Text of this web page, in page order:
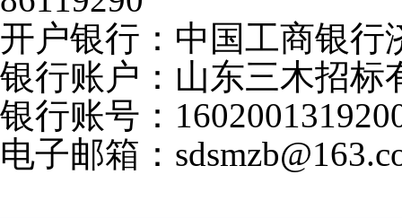
开户银行：中国工商银行
银行账户：山东三木招标
银行账号：
电子邮箱：